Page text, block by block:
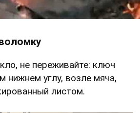
не переживайте: ключ
нижнем углу, возле мяча,
листом.